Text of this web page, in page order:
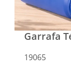
Garrafa
19065